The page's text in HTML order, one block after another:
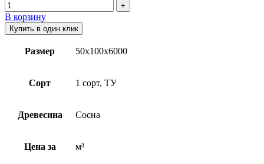
В корзину
Купить в один клик
Размер 50х100х6000
Сорт 1 сорт, ТУ
Древесина Сосна
Цена за м³